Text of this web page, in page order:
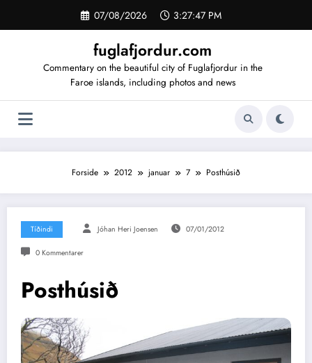
indhold
07/08/2026 3:27:48 PM
fuglafjordur.com
Commentary on the beautiful city of Fuglafjordur in the
Faroe islands, including photos and news
Forside 2012 januar 7 Posthúsið
Tíðindi Jóhan Heri Joensen 07/01/2012
0 Kommentarer
Posthúsið